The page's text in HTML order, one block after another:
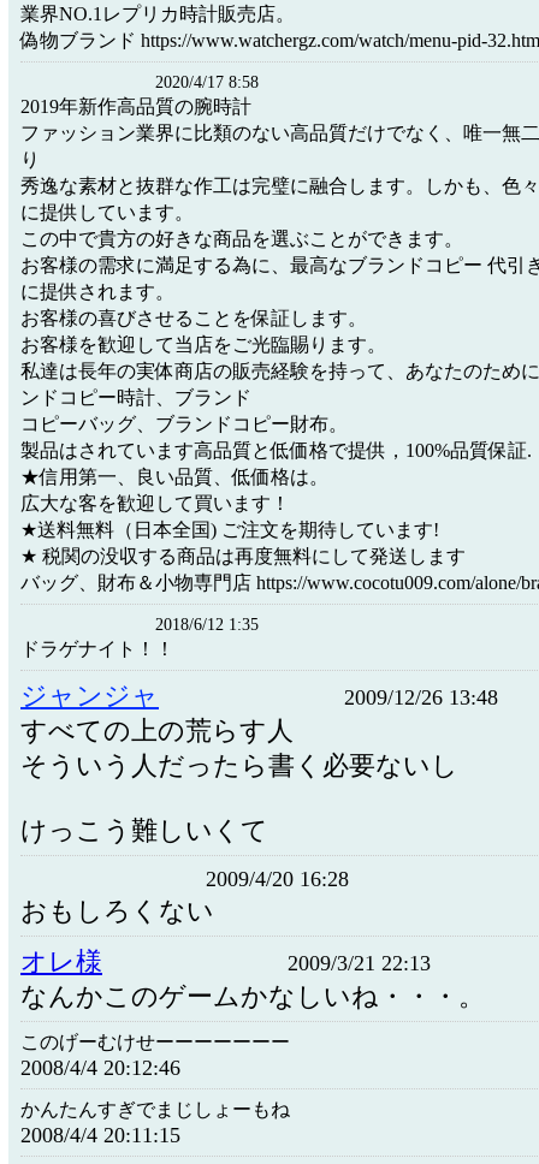
業界NO.1レプリカ時計販売店。
偽物ブランド https://www.watchergz.com/watch/menu-pid-
2020/4/17 8:58
2019年新作高品質の腕時計
ファッション業界に比類のない高品質だけでなく、唯一無
り
秀逸な素材と抜群な作工は完璧に融合します。しかも、色
に提供しています。
この中で貴方の好きな商品を選ぶことができます。
お客様の需求に満足する為に、最高なブランドコピー 代引
に提供されます。
お客様の喜びさせることを保証します。
お客様を歓迎して当店をご光臨賜ります。
私達は長年の実体商店の販売経験を持って、あなたのため
ンドコピー時計、ブランド
コピーバッグ、ブランドコピー財布。
製品はされています高品質と低価格で提供，100%品質保証.
★信用第一、良い品質、低価格は。
広大な客を歓迎して買います！
★送料無料（日本全国) ご注文を期待しています!
★ 税関の没収する商品は再度無料にして発送します
バッグ、財布＆小物専門店 https://www.cocotu009.com/alone/
2018/6/12 1:35
ドラゲナイト！！
ジャンジャ 2009/12/26 13:48
すべての上の荒らす人
そういう人だったら書く必要ないし
けっこう難しいくて
2009/4/20 16:28
おもしろくない
オレ様
2009/3/21 22:13
なんかこのゲームかなしいね・・・。
このげーむけせーーーーーーー
2008/4/4 20:12:46
かんたんすぎでまじしょーもね
2008/4/4 20:11:15